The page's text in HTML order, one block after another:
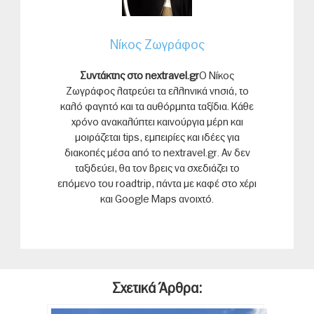
Νίκος Ζωγράφος
Συντάκτης στο nextravel.grΟ Νίκος
Ζωγράφος λατρεύει τα ελληνικά νησιά, το
καλό φαγητό και τα αυθόρμητα ταξίδια. Κάθε
χρόνο ανακαλύπτει καινούργια μέρη και
μοιράζεται tips, εμπειρίες και ιδέες για
διακοπές μέσα από το nextravel.gr. Αν δεν
ταξιδεύει, θα τον βρεις να σχεδιάζει το
επόμενο του roadtrip, πάντα με καφέ στο χέρι
και Google Maps ανοιχτό.
Σχετικά Άρθρα: